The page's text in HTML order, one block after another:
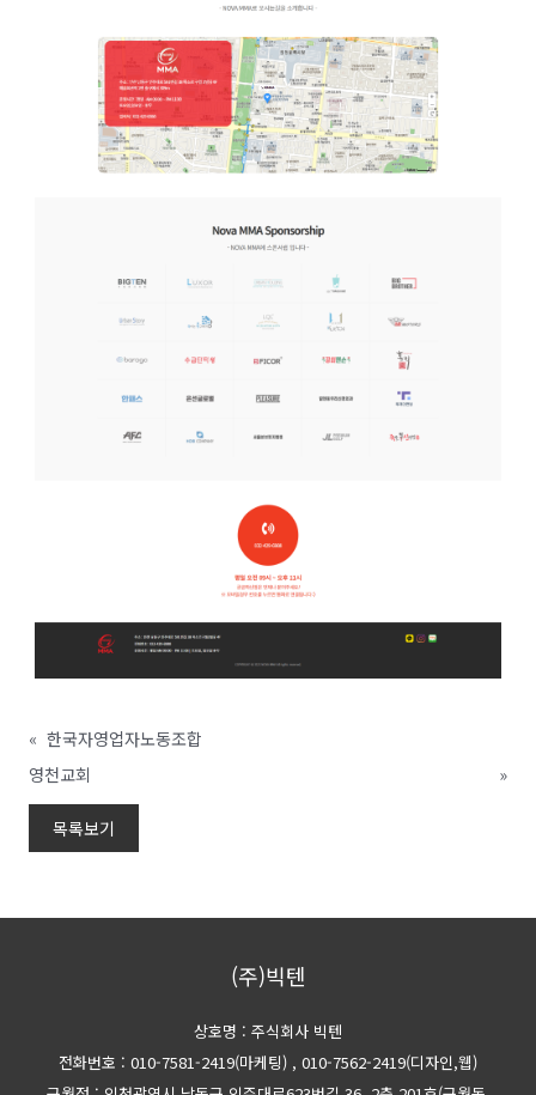
« 한국자영업자노동조합
영천교회
»
목록보기
(주)빅텐
상호명 : 주식회사 빅텐
전화번호 : 010-7581-2419(마케팅) , 010-7562-2419(디자인,웹)